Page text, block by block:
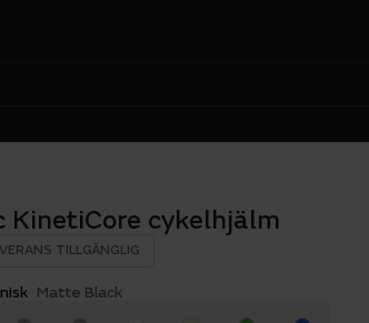
KinetiCore cykelhjälm
TILLGÄNGLIG
Matte Black